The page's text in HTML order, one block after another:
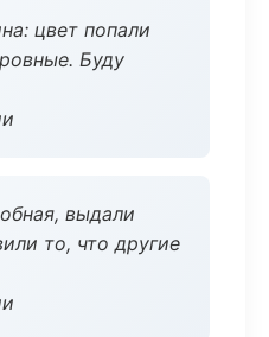
цвет попали
Буду
выдали
то, что другие